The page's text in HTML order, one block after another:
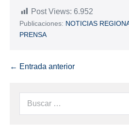
Post Views: 6.952
Publicaciones: NOTICIAS
PRENSA
← Entrada anterior